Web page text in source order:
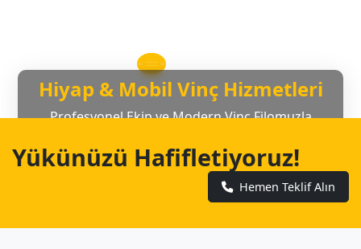
Hiyap & Mobil Vinç Hizmetleri
Profesyonel Ekip ve Modern Vinç Filomuzla
Hemen Teklif Alın
Yükünüzü Hafifletiyoruz!
Hemen Teklif Alın